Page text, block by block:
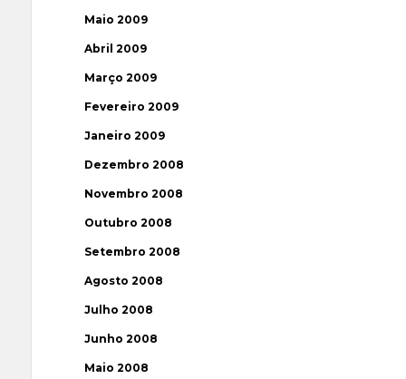
Maio 2009
Abril 2009
Março 2009
Fevereiro 2009
Janeiro 2009
Dezembro 2008
Novembro 2008
Outubro 2008
Setembro 2008
Agosto 2008
Julho 2008
Junho 2008
Maio 2008